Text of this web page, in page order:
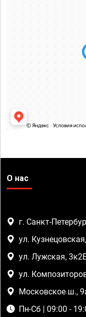
О нас
г. Санкт-
ул.
ул. Лужская,
ул.
Московское ш.,
Пн-Сб | 09:00 -